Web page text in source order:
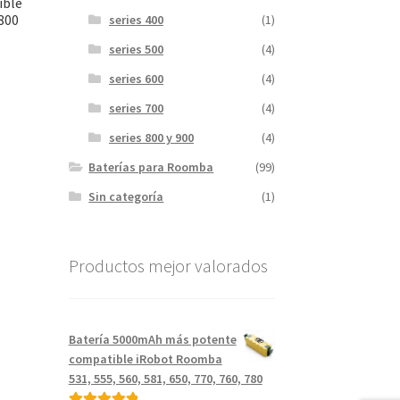
series 400
(1)
series 500
(4)
series 600
(4)
series 700
(4)
series 800 y 900
(4)
Baterías para Roomba
(99)
Sin categoría
(1)
Productos mejor valorados
Batería 5000mAh más potente
compatible iRobot Roomba
531, 555, 560, 581, 650, 770, 760, 780